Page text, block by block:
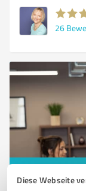
Diese Webseite
26
Sie möchten